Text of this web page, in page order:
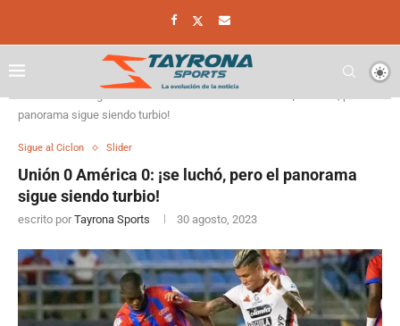
panorama sigue siendo turbio!
Sigue al Ciclon Slider
Unión 0 América 0: ¡se luchó, pero el panorama
sigue siendo turbio!
escrito por Tayrona Sports 30 agosto, 2023